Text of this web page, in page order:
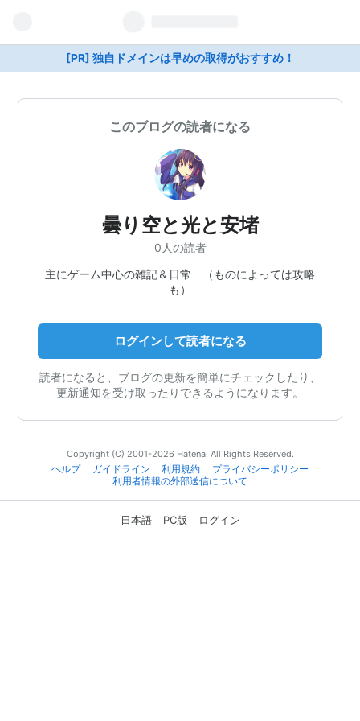
[PR] 独自ドメインは早めの取得がおすすめ！
このブログの読者になる
曇り空と光と安堵
0人の読者
主にゲーム中心の雑記＆日常 （ものによっては攻略
も）
ログインして読者になる
読者になると、ブログの更新を簡単にチェックしたり、
更新通知を受け取ったりできるようになります。
Copyright (C) 2001-2026 Hatena. All Rights Reserved.
ヘルプ
ガイドライン 利用規約
プライバシーポリシー
利用者情報の外部送信について
日本語 PC版 ログイン